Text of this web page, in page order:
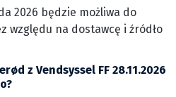
2026 będzie możliwa do
względu na dostawcę i źródło
z Vendsyssel FF 28.11.2026